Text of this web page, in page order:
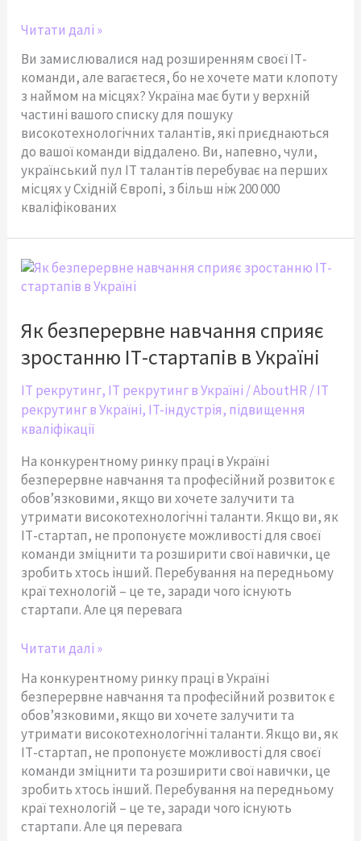
Читати далі »
Ви замислювалися над розширенням своєї ІТ-
команди, але вагаєтеся, бо не хочете мати клопоту
з наймом на місцях? Україна має бути у верхній
частині вашого списку для пошуку
високотехнологічних талантів, які приєднаються
до вашої команди віддалено. Ви, напевно, чули,
український пул ІТ талантів перебуває на перших
місцях у Східній Європі, з більш ніж 200 000
кваліфікованих
Як безперервне навчання сприяє
зростанню ІТ-стартапів в Україні
IT рекрутинг, IT рекрутинг в Україні /AboutHR /IT
рекрутинг в Україні, IT-індустрія, підвищення
кваліфікації
На конкурентному ринку праці в Україні
безперервне навчання та професійний розвиток є
обов’язковими, якщо ви хочете залучити та
утримати високотехнологічні таланти. Якщо ви, як
ІТ-стартап, не пропонуєте можливості для своєї
команди зміцнити та розширити свої навички, це
зробить хтось інший. Перебування на передньому
краї технологій – це те, заради чого існують
стартапи. Але ця перевага
Як
безперервне
сприяє
зростанню
ІТ-
в
Україні
Читати далі »
На конкурентному ринку праці в Україні
безперервне навчання та професійний розвиток є
обов’язковими, якщо ви хочете залучити та
утримати високотехнологічні таланти. Якщо ви, як
ІТ-стартап, не пропонуєте можливості для своєї
команди зміцнити та розширити свої навички, це
зробить хтось інший. Перебування на передньому
краї технологій – це те, заради чого існують
стартапи. Але ця перевага